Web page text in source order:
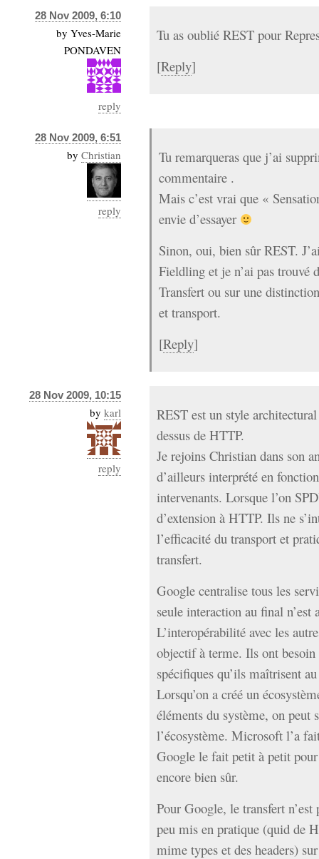
28 Nov 2009, 6:10
by Yves-Marie
PONDAVEN
reply
Tu as oublié REST pour
[Reply]
28 Nov 2009, 6:51
by Christian
reply
Tu remarqueras que j’ai
commentaire .
Mais c’est vrai que «
envie d’essayer
Sinon, oui, bien sûr REST.
Fieldling et je n’ai pas trouvé
Transfert ou sur une
et transport.
[Reply]
28 Nov 2009, 10:15
by karl
reply
REST est un style
dessus de HTTP.
Je rejoins Christian dans son
d’ailleurs interprété en
intervenants. Lorsque l’on
d’extension à HTTP. Ils ne
l’efficacité du transport et
transfert.
Google centralise tous les
seule interaction au final n’est
L’interopérabilité avec les
objectif à terme. Ils ont
spécifiques qu’ils maîtrisent
Lorsqu’on a créé un
éléments du système, on peut
l’écosystème. Microsoft l’a
Google le fait petit à petit
encore bien sûr.
Pour Google, le transfert
peu mis en pratique (quid de
mime types et des headers)